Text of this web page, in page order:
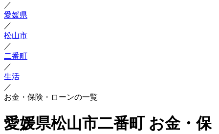
／
愛媛県
／
松山市
／
二番町
／
生活
／
お金・保険・ローンの一覧
愛媛県松山市二番町 お金・保